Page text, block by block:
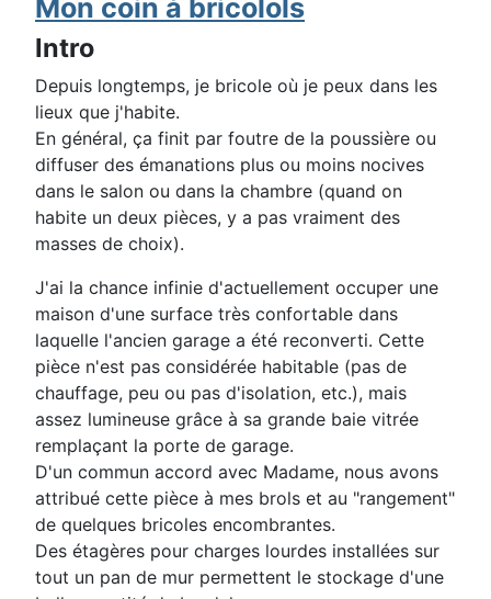
Mon coin à bricolols
Intro
Depuis longtemps, je bricole où je peux dans les
lieux que j'habite.
En général, ça finit par foutre de la poussière ou
diffuser des émanations plus ou moins nocives
dans le salon ou dans la chambre (quand on
habite un deux pièces, y a pas vraiment des
masses de choix).
J'ai la chance infinie d'actuellement occuper une
maison d'une surface très confortable dans
laquelle l'ancien garage a été reconverti. Cette
pièce n'est pas considérée habitable (pas de
chauffage, peu ou pas d'isolation, etc.), mais
assez lumineuse grâce à sa grande baie vitrée
remplaçant la porte de garage.
D'un commun accord avec Madame, nous avons
attribué cette pièce à mes brols et au "rangement"
de quelques bricoles encombrantes.
Des étagères pour charges lourdes installées sur
tout un pan de mur permettent le stockage d'une